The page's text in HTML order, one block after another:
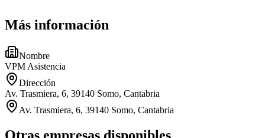
Más información
Nombre
VPM Asistencia
Dirección
Av. Trasmiera, 6, 39140 Somo, Cantabria
Av. Trasmiera, 6, 39140 Somo, Cantabria